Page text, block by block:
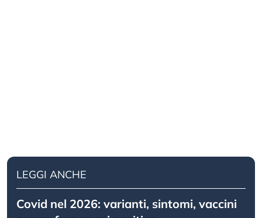
LEGGI ANCHE
Covid nel 2026: varianti, sintomi, vaccini